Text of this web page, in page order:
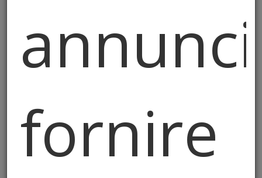
La nascita della squadra “Gli Acrobati della
voglia di arrampicarsi fino in cima ad un palo
ce l’ha dentro da sempre. Sin da piccolo, era
incuriosito da questo palo unto di grasso
simbolo allora, di tutte le sagre paesane. Fu
fornire